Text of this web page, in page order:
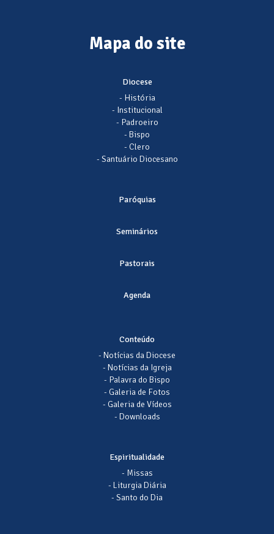
Mapa do site
Diocese
- História
- Institucional
- Padroeiro
- Bispo
- Clero
- Santuário Diocesano
Paróquias
Seminários
Pastorais
Agenda
Conteúdo
- Notícias da Diocese
- Notícias da Igreja
- Palavra do Bispo
- Galeria de Fotos
- Galeria de Vídeos
- Downloads
Espiritualidade
- Missas
- Liturgia Diária
- Santo do Dia